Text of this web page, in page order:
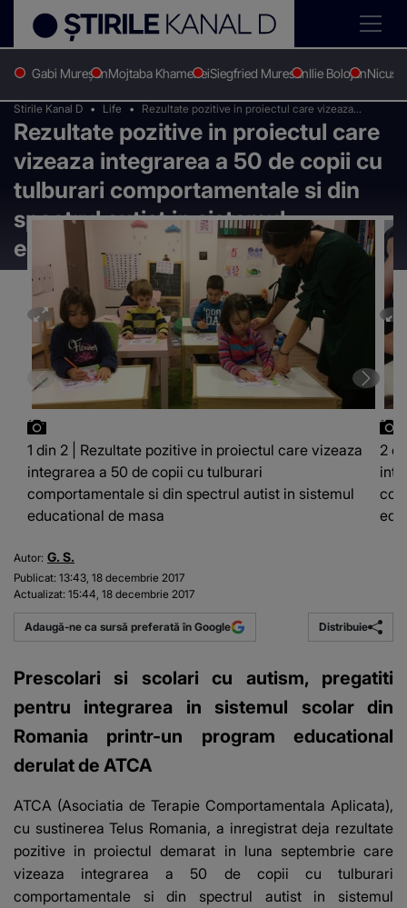
Gabi MureșanMojtaba KhameneiSiegfried MuresanIlie Bolojan
Stirile Kanal D Life
Rezultate pozitive in proiectul care vizeaza
integrarea a 50 de copii cu tulburari
comportamentale si din spectrul autist in sistemul
educational de masa
Rezultate pozitive in proiectul care
vizeaza integrarea a 50 de copii cu
tulburari comportamentale si din
spectrul autist in sistemul
educational de masa
1 din 2 | Rezultate pozitive in proiectul care vizeaza
integrarea a 50 de copii cu tulburari
comportamentale si din spectrul autist in sistemul
educational de masa
2
Autor: G. S.
Publicat: 13:43, 18 decembrie 2017
Actualizat: 15:44, 18 decembrie 2017
Adaugă-ne ca sursă preferată în Google Distribuie
Prescolari si scolari cu autism, pregatiti
pentru integrarea in sistemul scolar din
Romania printr-un program educational
derulat de ATCA
ATCA (Asociatia de Terapie Comportamentala Aplicata),
cu sustinerea Telus Romania, a inregistrat deja rezultate
pozitive in proiectul demarat in luna septembrie care
vizeaza integrarea a 50 de copii cu tulburari
comportamentale si din spectrul autist in sistemul